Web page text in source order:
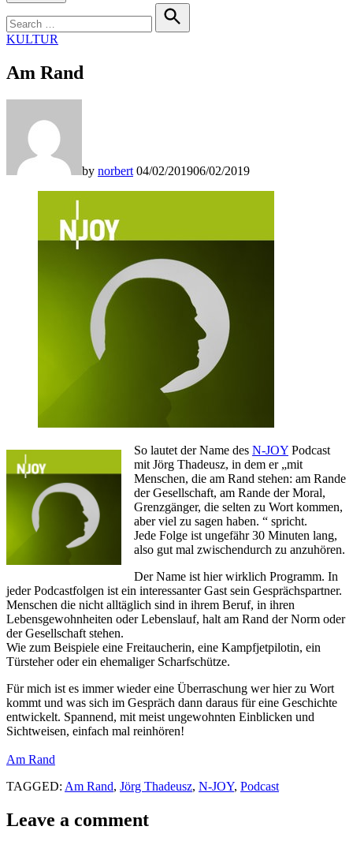
for:
Search
POSTED
KULTUR
Am Rand
by norbert 04/02/201906/02/2019
So lautet der Name des N-JOY Podcast
mit Jörg Thadeusz, in dem er „mit
Menschen, die am Rand stehen: am Rande
der Gesellschaft, am Rande der Moral,
Grenzgänger, die selten zu Wort kommen,
aber viel zu sagen haben. “ spricht.
Jede Folge ist ungefähr 30 Minuten lang,
also gut mal zwischendurch zu anzuhören.
Der Name ist hier wirklich Programm. In
jeder Podcastfolgen ist ein interessanter Gast sein Gesprächspartner.
Menschen die nicht alltäglich sind in ihrem Beruf, in ihren
Lebensgewohnheiten oder Lebenslauf, halt am Rand der Norm oder
der Gesellschaft stehen.
Wie zum Beispiele eine Freitaucherin, eine Kampfjetpilotin, ein
Türsteher oder ein ehemaliger Scharfschütze.
Für mich ist es immer wieder eine Überraschung wer hier zu Wort
kommt und was sich im Gespräch dann daraus für eine Geschichte
entwickelt. Spannend, mit meist ungewohnten Einblicken und
Sichtweisen, einfach mal reinhören!
Am Rand
TAGGED: Am Rand, Jörg Thadeusz, N-JOY, Podcast
Leave a comment